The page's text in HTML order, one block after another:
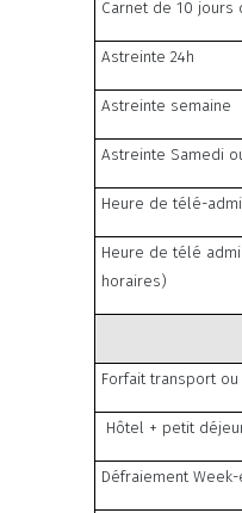
Carnet de 10
Astreinte 24h
Astreinte semaine
Astreinte Samedi
Heure de télé-
Heure de télé
horaires)
Forfait transport
Hôtel + petit
Défraiement